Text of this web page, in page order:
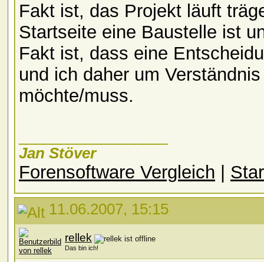
Fakt ist, das Projekt läuft
Startseite eine Baustelle ist
Fakt ist, dass eine
und ich daher um
möchte/muss.
Jan Stöver
Forensoftware Vergleich
11.06.2007, 15:15
rellek
Das bin ich!